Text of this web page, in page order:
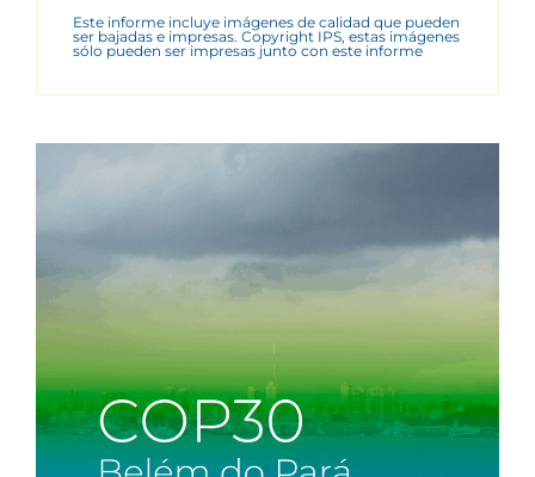
Este informe incluye imágenes de calidad que pueden
ser bajadas e impresas. Copyright IPS, estas imágenes
sólo pueden ser impresas junto con este informe